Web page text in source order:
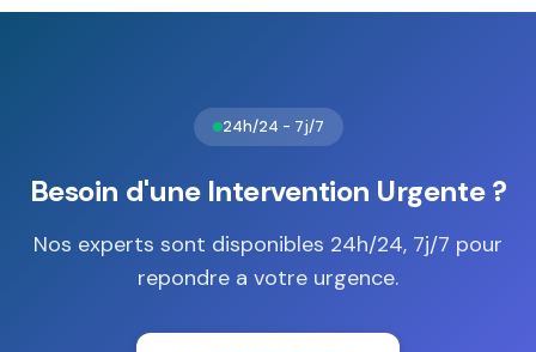
résistance au feu : S1 garantit 30 minutes, S2 jusqu'à 60
24h/24 - 7j/7
Besoin d'une Intervention Urgente ?
Nos experts sont disponibles 24h/24, 7j/7 pour
repondre a votre urgence.